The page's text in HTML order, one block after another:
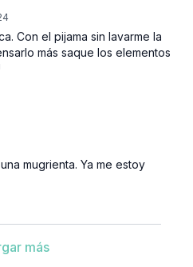
Con el pijama sin lavarme la
más saque los elementos
mugrienta. Ya me estoy
más